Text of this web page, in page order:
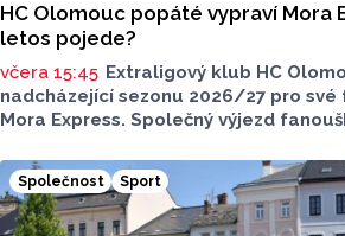
HC Olomouc popáté vypraví Mora
letos pojede?
včera 15:45 Extraligový klub HC
nadcházející sezonu 2026/27 pro
Mora Express. Společný výjezd
října. Stejně jako roky předtím, tak i
destinací pražská Libeň, kde kohouti
Spartu Praha.
Společnost Sport